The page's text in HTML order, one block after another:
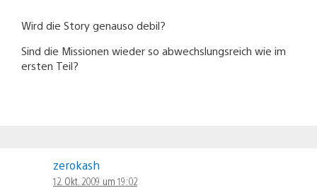
Wird die Story genauso debil?
Sind die Missionen wieder so abwechslungsreich wie im
ersten Teil?
zerokash
12. Okt. 2009 um 19:02